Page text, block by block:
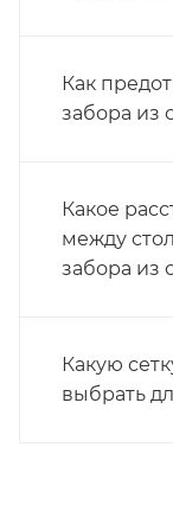
Как
забора из
Какое
между
забора из
Какую
выбрать